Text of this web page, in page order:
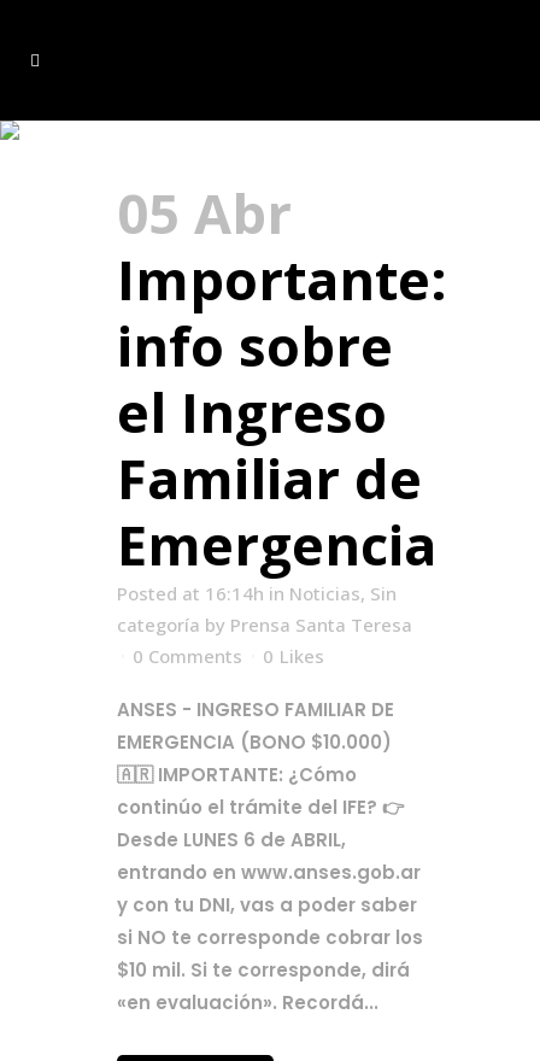
05 Abr
Importante:
info sobre
el Ingreso
Familiar de
Emergencia
Posted at 16:14h in Noticias, Sin
categoría by Prensa Santa Teresa
0 Comments
0 Likes
ANSES - INGRESO FAMILIAR DE
EMERGENCIA (BONO $10.000)
🇦🇷 IMPORTANTE: ¿Cómo
continúo el trámite del IFE? 👉
Desde LUNES 6 de ABRIL,
entrando en www.anses.gob.ar
y con tu DNI, vas a poder saber
si NO te corresponde cobrar los
$10 mil. Si te corresponde, dirá
«en evaluación». Recordá...